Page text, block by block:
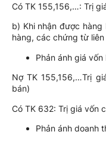
Có TK 155,156,…: Trị
b) Khi nhận được
hàng, các chứng từ
Phản ánh giá
Nợ TK 155,156,…Trị
bán)
Có TK 632: Trị giá vốn
Phản ánh doanh